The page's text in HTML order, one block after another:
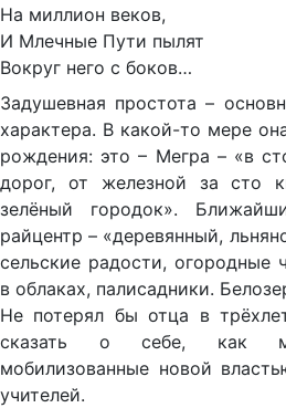
На миллион веков,
И Млечные Пути пылят
Вокруг него с боков…
Задушевная простота –
характера. В какой-то мере
рождения: это – Мегра – «в
дорог, от железной за сто
зелёный городок».
райцентр – «деревянный,
сельские радости, огородные
в облаках, палисадники.
Не потерял бы отца в
сказать о себе, как
мобилизованные новой
учителей.